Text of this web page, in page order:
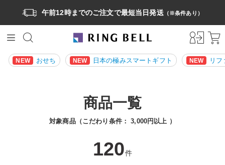
午前12時までのご注文で最短当日発送（※条件あり）
NEW おせち NEW 日本の極みスマートギフト NEW リ
商品一覧
対象商品（こだわり条件：3,000円以上 ）
120件